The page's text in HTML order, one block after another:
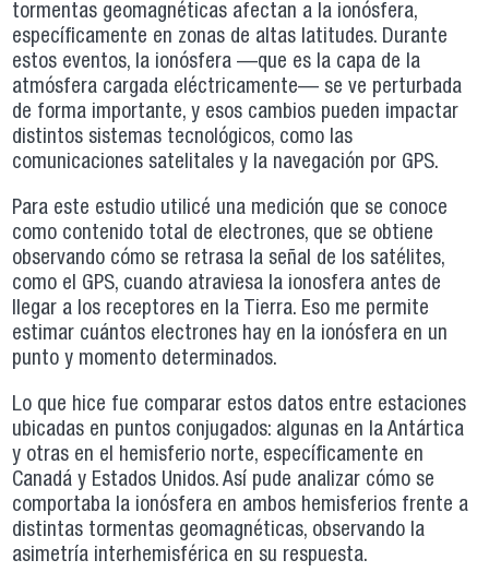
tormentas geomagnéticas afectan a la ionósfera,
específicamente en zonas de altas latitudes. Durante
estos eventos, la ionósfera —que es la capa de la
atmósfera cargada eléctricamente— se ve perturbada
de forma importante, y esos cambios pueden impactar
distintos sistemas tecnológicos, como las
comunicaciones satelitales y la navegación por GPS.
Para este estudio utilicé una medición que se conoce
como contenido total de electrones, que se obtiene
observando cómo se retrasa la señal de los satélites,
como el GPS, cuando atraviesa la ionosfera antes de
llegar a los receptores en la Tierra. Eso me permite
estimar cuántos electrones hay en la ionósfera en un
punto y momento determinados.
Lo que hice fue comparar estos datos entre estaciones
ubicadas en puntos conjugados: algunas en la Antártica
y otras en el hemisferio norte, específicamente en
Canadá y Estados Unidos. Así pude analizar cómo se
comportaba la ionósfera en ambos hemisferios frente a
distintas tormentas geomagnéticas, observando la
asimetría interhemisférica en su respuesta.